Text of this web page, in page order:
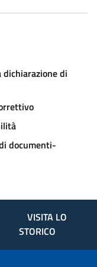
di
documenti-
VISITA LO
STORICO